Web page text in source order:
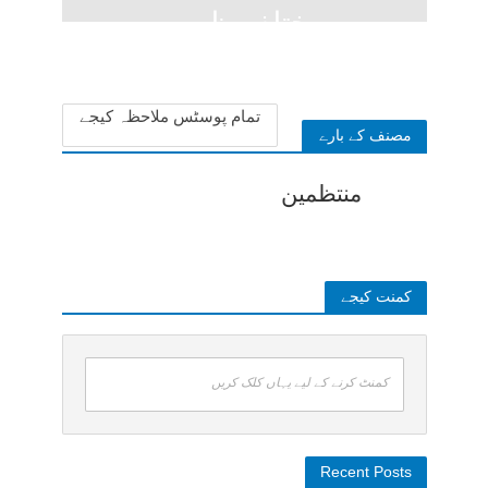
مختلف ظہور
مصنف کے بارے
تمام پوسٹس ملاحظہ کیجے
منتظمین
کمنت کیجے
کمنٹ کرنے کے لیے یہاں کلک کریں
Recent Posts